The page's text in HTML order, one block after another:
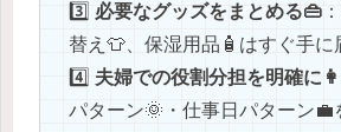
3️⃣ 必要なグッズをまとめる👜
替え👕、保湿用品🧴はすぐ手に
4️⃣ 夫婦での役割分担を明確に
パターン🌞・仕事日パターン💼